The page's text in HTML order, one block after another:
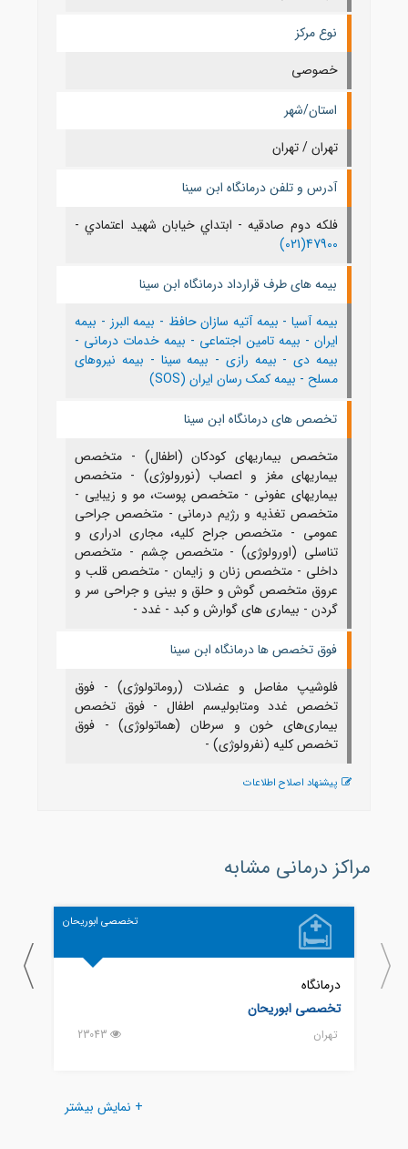
نوع مرکز
خصوصی
استان/شهر
تهران / تهران
آدرس و تلفن درمانگاه ابن سینا
فلكه دوم صادقيه - ابتداي خيابان شهيد اعتمادي -
47900(021)
بیمه های طرف قرارداد درمانگاه ابن سینا
بیمه آسیا- بیمه آتیه سازان حافظ - بیمه البرز - بیمه
ایران - بیمه تامین اجتماعی - بیمه خدمات درمانی -
بیمه دی- بیمه رازی - بیمه سینا - بیمه نیروهای
مسلح - بیمه کمک رسان ایران (SOS)
تخصص های درمانگاه ابن سینا
متخصص بیماریهای کودکان (اطفال) - متخصص
بیماریهای مغز و اعصاب (نورولوژی) - متخصص
بیماریهای عفونی - متخصص پوست، مو و زیبایی -
متخصص تغذیه و رژیم درمانی - متخصص جراحی
عمومی - متخصص جراح کلیه، مجاری ادراری و
تناسلی (اورولوژی) - متخصص چشم - متخصص
داخلی - متخصص زنان و زایمان - متخصص قلب و
عروق متخصص گوش و حلق و بینی و جراحی سر و
گردن - بیماری های گوارش و کبد - غدد -
فوق تخصص ها درمانگاه ابن سینا
فلوشیپ مفاصل و عضلات (روماتولوژی) - فوق
تخصص غدد ومتابولیسم اطفال - فوق تخصص
بیماری‌های خون و سرطان (هماتولوژی) - فوق
تخصص کلیه (نفرولوژی) -
پیشنهاد اصلاح اطلاعات
مراکز درمانی مشابه
تخصصی ابوریحان
درمانگاه
تخصصی ابوریحان
تهران 23043
+ نمایش بیشتر